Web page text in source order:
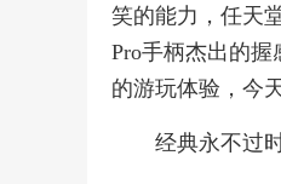
笑的能力，任天
Pro手柄杰出的
的游玩体验，今
经典永不过